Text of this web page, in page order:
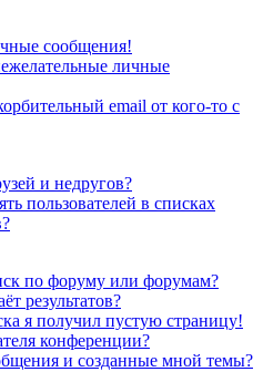
сообщения!
личные
email от кого-то с
и недругов?
пользователей в списках
по форуму или форумам?
результатов?
я получил пустую страницу!
конференции?
и созданные мной темы?